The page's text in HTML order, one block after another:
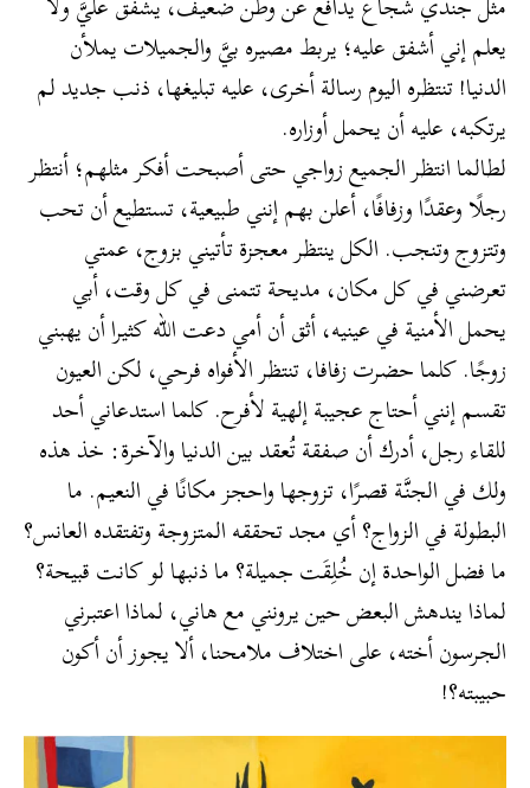
يعلم إني أشفق عليه؛ يربط مصيره بيَّ والجميلات يملأن
الدنيا! تنتظره اليوم رسالة أخرى، عليه تبليغها، ذنب جديد لم
يرتكبه، عليه أن يحمل أوزاره.
لطالما انتظر الجميع زواجي حتى أصبحت أفكر مثلهم؛ أنتظر
رجلًا وعقدًا وزفافًا، أعلن بهم إنني طبيعية، تستطيع أن تحب
وتتزوج وتنجب. الكل ينتظر معجزة تأتيني بزوج، عمتي
تعرضني في كل مكان، مديحة تتمنى في كل وقت، أبي
يحمل الأمنية في عينيه، أثق أن أمي دعت الله كثيرا أن يهبني
زوجًا. كلما حضرت زفافا، تنتظر الأفواه فرحي، لكن العيون
تقسم إنني أحتاج عجيبة إلهية لأفرح. كلما استدعاني أحد
للقاء رجل، أدرك أن صفقة تُعقد بين الدنيا والآخرة: خذ هذه
ولك في الجنَّة قصرًا، تزوجها واحجز مكانًا في النعيم. ما
البطولة في الزواج؟ أي مجد تحققه المتزوجة وتفتقده العانس؟
ما فضل الواحدة إن خُلِقَت جميلة؟ ما ذنبها لو كانت قبيحة؟
لماذا يندهش البعض حين يرونني مع هاني، لماذا اعتبرني
الجرسون أخته، على اختلاف ملامحنا، ألا يجوز أن أكون
حبيبته؟!